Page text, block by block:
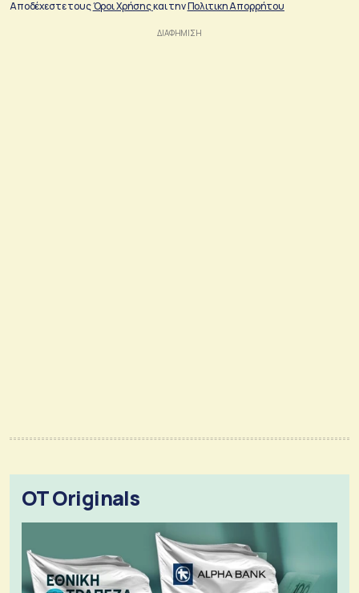
Αποδέχεστε τουςΌροι Χρήσηςκαι τηνΠολιτικη Απορρήτου
OT Originals